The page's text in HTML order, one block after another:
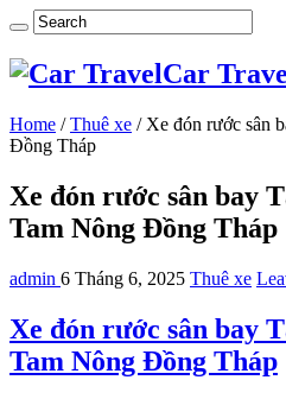
Car
Home / Thuê xe / Xe đón rước sân
Đồng Tháp
Xe đón rước sân bay
Tam Nông Đồng Tháp
admin 6 Tháng 6, 2025 Thuê xe
Xe đón rước sân bay
Tam Nông Đồng Tháp